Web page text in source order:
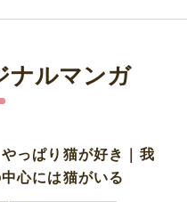
ナルマンガ
やっぱり猫が好き｜我
心には猫がいる